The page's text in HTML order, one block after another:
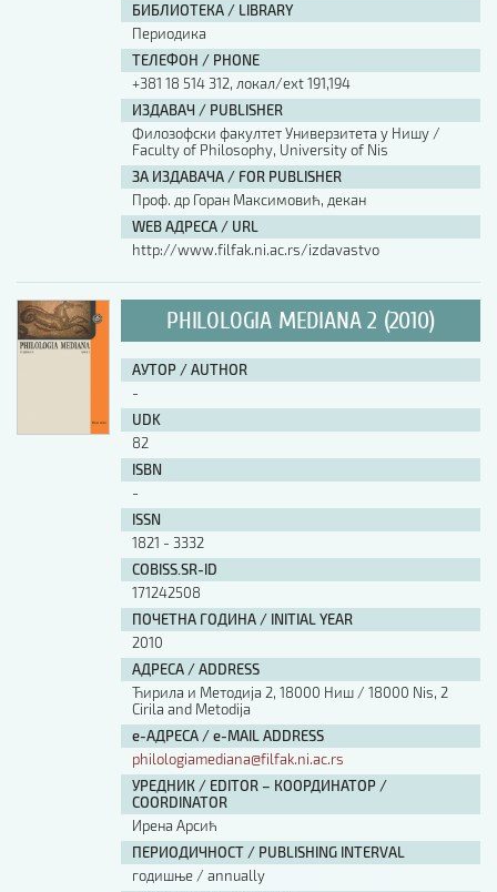
БИБЛИОТЕКА / LIBRARY
Периодика
ТЕЛЕФОН / PHONE
+381 18 514 312, локал/ext 191,194
ИЗДАВАЧ / PUBLISHER
Филозофски факултет Универзитета у Нишу /
Faculty of Philosophy, University of Nis
ЗА ИЗДАВАЧА / FOR PUBLISHER
Проф. др Горан Максимовић, декан
WEB АДРЕСА / URL
http://www.filfak.ni.ac.rs/izdavastvo
PHILOLOGIA MEDIANA 2 (2010)
АУТОР / AUTHOR
-
UDK
82
ISBN
-
ISSN
1821 - 3332
COBISS.SR-ID
171242508
ПОЧЕТНА ГОДИНА / INITIAL YEAR
2010
АДРЕСА / ADDRESS
Ћирила и Методија 2, 18000 Ниш / 18000 Nis, 2
Cirila and Metodija
е-АДРЕСА / e-MAIL ADDRESS
philologiamediana@filfak.ni.ac.rs
УРЕДНИК / EDITOR – КООРДИНАТОР /
COORDINATOR
Ирена Арсић
ПЕРИОДИЧНОСТ / PUBLISHING INTERVAL
годишње / annually